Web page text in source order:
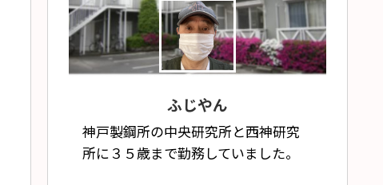
ふじやん
神戸製鋼所の中央研究所と西神研究
所に３５歳まで勤務していました。